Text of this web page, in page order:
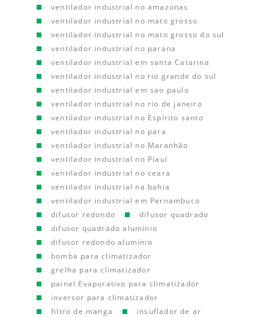
ventilador industrial no amazonas
ventilador industrial no mato grosso
ventilador industrial no mato grosso do sul
ventilador industrial no parana
ventilador industrial em santa Catarina
ventilador industrial no rio grande do sul
ventilador industrial em sao paulo
ventilador industrial no rio de janeiro
ventilador industrial no Espírito santo
ventilador industrial no para
ventilador industrial no Maranhão
ventilador industrial no Piauí
ventilador industrial no ceara
ventilador industrial na bahia
ventilador industrial em Pernambuco
difusor redondo
difusor quadrado
difusor quadrado alumínio
difusor redondo alumínio
bomba para climatizador
grelha para climatizador
painel Evaporativo para climatizador
inversor para climatizador
filtro de manga
insuflador de ar